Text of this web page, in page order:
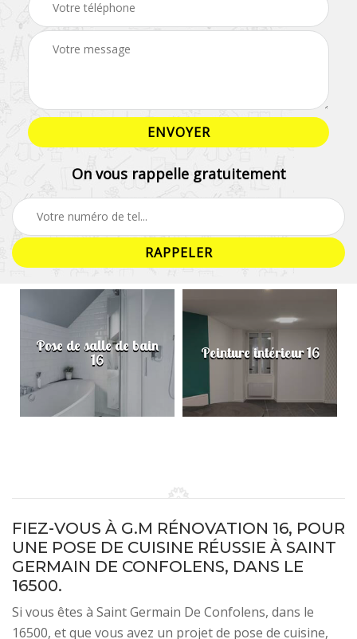
On vous rappelle gratuitement
Pose de salle de bain
16 Peinture intérieur 16
FIEZ-VOUS À G.M RÉNOVATION 16, POUR
UNE POSE DE CUISINE RÉUSSIE À SAINT
GERMAIN DE CONFOLENS, DANS LE
16500.
Si vous êtes à Saint Germain De Confolens, dans le
16500, et que vous avez un projet de pose de cuisine,